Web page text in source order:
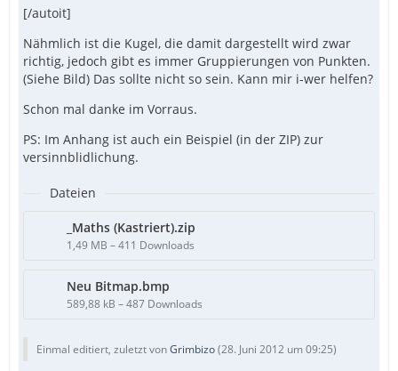
[/autoit]
Nähmlich ist die Kugel, die damit dargestellt wird zwar
richtig, jedoch gibt es immer Gruppierungen von Punkten.
(Siehe Bild) Das sollte nicht so sein. Kann mir i-wer helfen?
Schon mal danke im Vorraus.
PS: Im Anhang ist auch ein Beispiel (in der ZIP) zur
versinnblidlichung.
Dateien
_Maths (Kastriert).zip
1,49 MB – 411 Downloads
Neu Bitmap.bmp
589,88 kB – 487 Downloads
Einmal editiert, zuletzt vonGrimbizo(28. Juni 2012 um 09:25)